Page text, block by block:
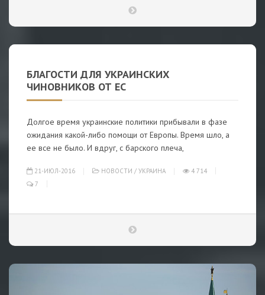
БЛАГОСТИ ДЛЯ УКРАИНСКИХ
ЧИНОВНИКОВ ОТ ЕС
Долгое время украинские политики прибывали в фазе
ожидания какой-либо помощи от Европы. Время шло, а
ее все не было. И вдруг, с барского плеча,
21-ИЮЛ-2016 НОВОСТИ / УКРАИНА
4 714
7